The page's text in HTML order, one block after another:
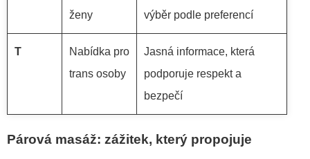
ženy
výběr podle preferencí
T
Nabídka pro
trans osoby
Jasná informace, která
podporuje respekt a
bezpečí
Párová masáž: zážitek, který propojuje